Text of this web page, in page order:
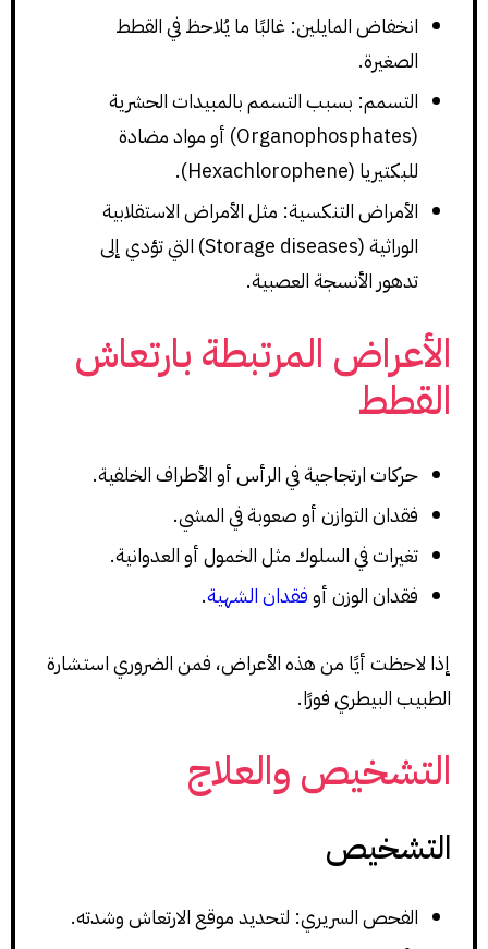
انخفاض المايلين: غالبًا ما يُلاحظ في القطط
الصغيرة.
التسمم: بسبب التسمم بالمبيدات الحشرية
(Organophosphates) أو مواد مضادة
للبكتيريا (Hexachlorophene).
الأمراض التنكسية: مثل الأمراض الاستقلابية
الوراثية (Storage diseases) التي تؤدي إلى
تدهور الأنسجة العصبية.
الأعراض المرتبطة بارتعاش
القطط
حركات ارتجاجية في الرأس أو الأطراف الخلفية.
فقدان التوازن أو صعوبة في المشي.
تغيرات في السلوك مثل الخمول أو العدوانية.
فقدان الوزن أوفقدان الشهية.
إذا لاحظت أيًا من هذه الأعراض، فمن الضروري استشارة
الطبيب البيطري فورًا.
التشخيص والعلاج
التشخيص
الفحص السريري: لتحديد موقع الارتعاش وشدته.